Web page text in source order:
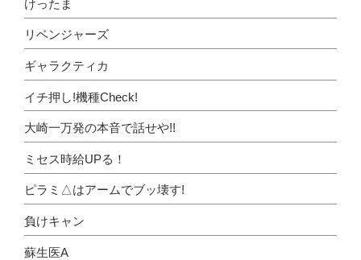
けったま
リベンジャーズ
ギャラクティカ
イチ押し!機種Check!
大崎一万発の本音で話せや!!
ミセス時給UPる！
ピラミ△はアームでブッ壊す!
負けキャン
蘇生医A